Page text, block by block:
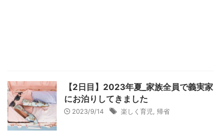
【2日目】2023年夏_家族全員で義実家
にお泊りしてきました
2023/9/14 楽しく育児 帰省